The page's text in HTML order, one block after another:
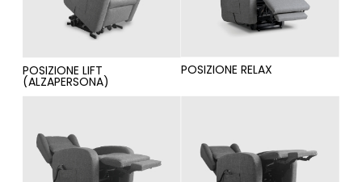
POSIZIONE LIFT
(ALZAPERSONA)
POSIZIONE RELAX